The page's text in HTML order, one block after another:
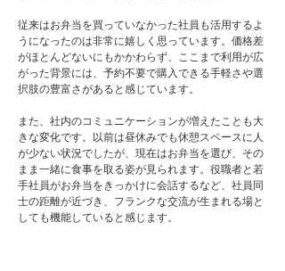
従来はお弁当を買っていなかった社員も活用するよ
うになったのは非常に嬉しく思っています。価格差
がほとんどないにもかかわらず、ここまで利用が広
がった背景には、予約不要で購入できる手軽さや選
択肢の豊富さがあると感じています。
また、社内のコミュニケーションが増えたことも大
きな変化です。以前は昼休みでも休憩スペースに人
が少ない状況でしたが、現在はお弁当を選び、その
まま一緒に食事を取る姿が見られます。役職者と若
手社員がお弁当をきっかけに会話するなど、社員同
士の距離が近づき、フランクな交流が生まれる場と
しても機能していると感じます。